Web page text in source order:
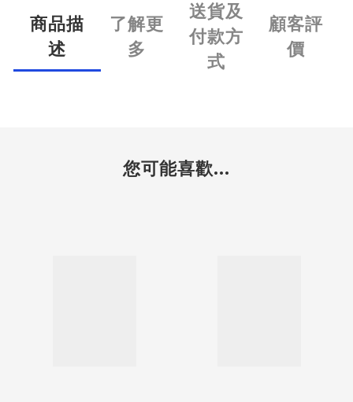
商品描
述
了解更
多
送貨及
付款方
式
顧客評
價
您可能喜歡...